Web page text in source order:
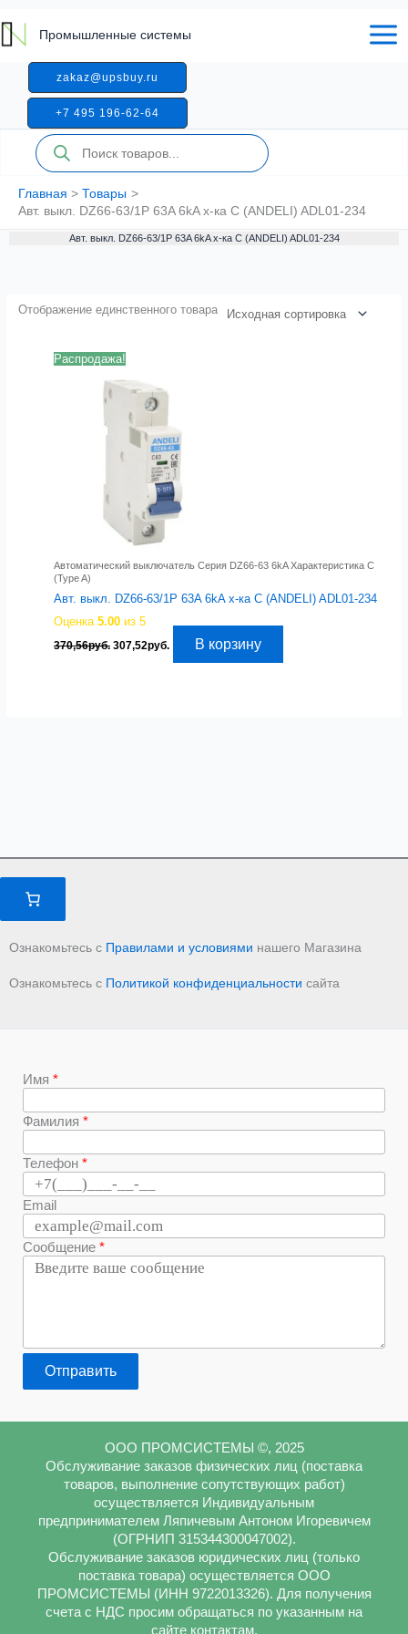
к
содержимому
Промышленные системы
zakaz@upsbuy.ru
+7 495 196-62-64
Поиск
товаров
Главная
Товары
Авт. выкл. DZ66-63/1P 63A 6kA х-ка C (ANDELI) ADL01-234
Авт. выкл. DZ66-63/1P 63A 6kA х-ка C (ANDELI) ADL01-234
Отображение единственного товара
Распродажа!
Автоматический выключатель Серия DZ66-63 6kA Характеристика C
(Type A)
Авт. выкл. DZ66-63/1P 63A 6kA х-ка C (ANDELI) ADL01-234
Оценка5.00 из 5
370,56руб. Первоначальная
307,52руб. ТекущаяВ корзину
Ознакомьтесь с Правилами и условиями нашего Магазина
Ознакомьтесь с Политикой конфиденциальности сайта
Имя
Фамилия
Телефон
Email
Сообщение
Отправить
ООО ПРОМСИСТЕМЫ ©, 2025
Обслуживание заказов физических лиц (поставка
товаров, выполнение сопутствующих работ)
осуществляется Индивидуальным
предпринимателем Ляпичевым Антоном Игоревичем
(ОГРНИП 315344300047002).
Обслуживание заказов юридических лиц (только
поставка товара) осуществляется ООО
ПРОМСИСТЕМЫ (ИНН 9722013326). Для получения
счета с НДС просим обращаться по указанным на
сайте контактам.